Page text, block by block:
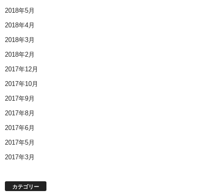
2018年5月
2018年4月
2018年3月
2018年2月
2017年12月
2017年10月
2017年9月
2017年8月
2017年6月
2017年5月
2017年3月
カテゴリー